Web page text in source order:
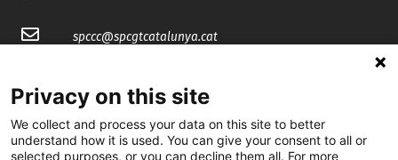
spccc@spcgtcatalunya.cat
@CGTCatalunya
Privacy on this site
We collect and process your data on this site to better
understand how it is used. You can give your consent to all or
selected purposes, or you can decline them all. For more